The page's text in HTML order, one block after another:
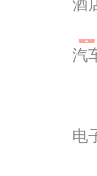
酒
汽
电